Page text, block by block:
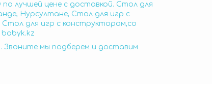
лучшей цене с доставкой. Стол для
Нурсултане, Стол для игр с
Стол для игр с конструктором,со
babyk.kz
Звоните мы подберем и доставим